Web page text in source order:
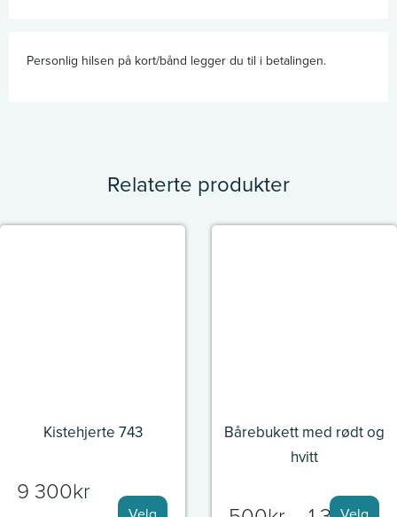
Personlig hilsen på kort/bånd legger du til i betalingen.
Relaterte produkter
Kistehjerte 743
9 300kr
Bårebukett med rødt og
hvitt